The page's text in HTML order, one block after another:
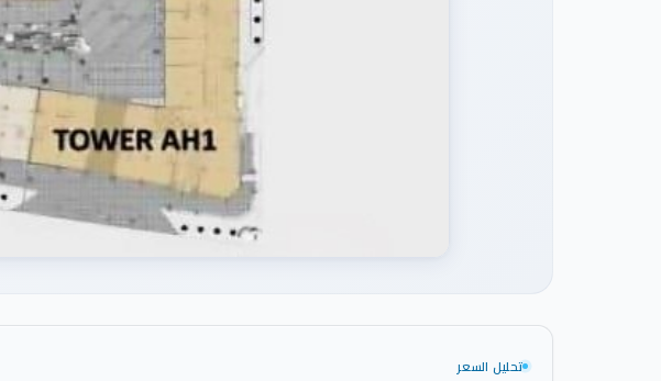
تحليل السعر